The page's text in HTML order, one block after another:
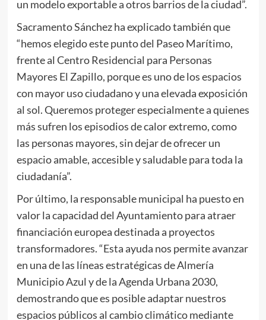
un modelo exportable a otros barrios de la ciudad”.
Sacramento Sánchez ha explicado también que
“hemos elegido este punto del Paseo Marítimo,
frente al Centro Residencial para Personas
Mayores El Zapillo, porque es uno de los espacios
con mayor uso ciudadano y una elevada exposición
al sol. Queremos proteger especialmente a quienes
más sufren los episodios de calor extremo, como
las personas mayores, sin dejar de ofrecer un
espacio amable, accesible y saludable para toda la
ciudadanía”.
Por último, la responsable municipal ha puesto en
valor la capacidad del Ayuntamiento para atraer
financiación europea destinada a proyectos
transformadores. “Esta ayuda nos permite avanzar
en una de las líneas estratégicas de Almería
Municipio Azul y de la Agenda Urbana 2030,
demostrando que es posible adaptar nuestros
espacios públicos al cambio climático mediante